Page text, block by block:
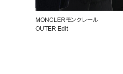
BLOUSE/SHIRT
デイリーにもオフィスにも◎